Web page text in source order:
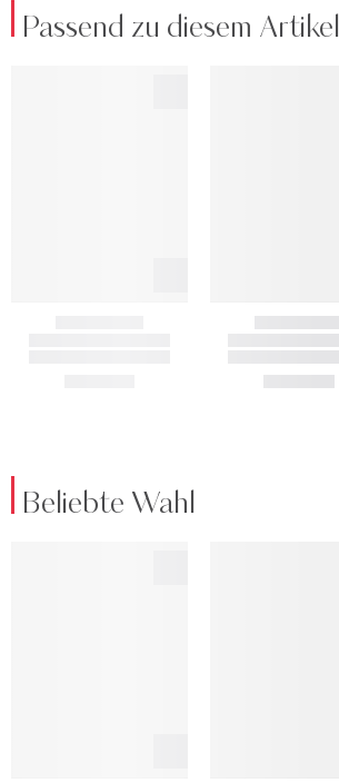
Passend zu diesem Artikel
Beliebte Wahl